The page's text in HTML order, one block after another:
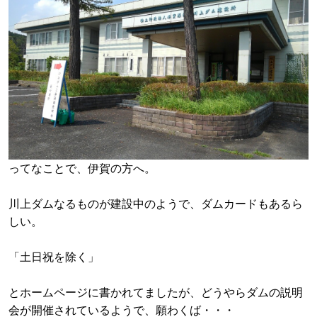
ってなことで、伊賀の方へ。
川上ダムなるものが建設中のようで、ダムカードもあるら
しい。
「土日祝を除く」
とホームページに書かれてましたが、どうやらダムの説明
会が開催されているようで、願わくば・・・